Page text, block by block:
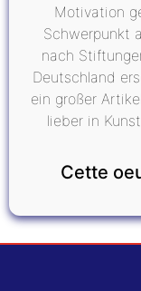
Motivation
Schwerpunkt
nach
Deutschland
ein großer
lieber in
Cette